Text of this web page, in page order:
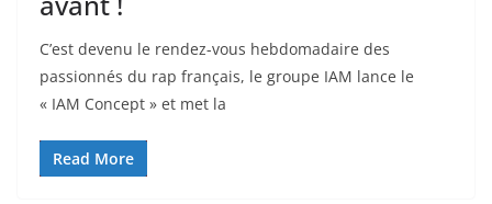
C’est devenu le rendez-vous hebdomadaire des
passionnés du rap français, le groupe IAM lance le
« IAM Concept » et met la
Read More